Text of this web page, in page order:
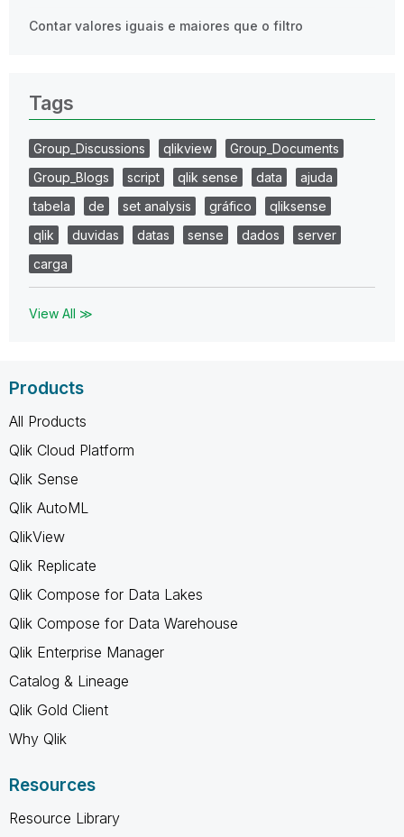
Contar valores iguais e maiores que o filtro
Tags
Group_Discussions qlikview
Group_Documents
Group_Blogs
script qlik sense data
ajuda
tabela
de set analysis gráfico
qliksense
qlik
duvidas datas sense dados
server
carga
View All ≫
Products
All Products
Qlik Cloud Platform
Qlik Sense
Qlik AutoML
QlikView
Qlik Replicate
Qlik Compose for Data Lakes
Qlik Compose for Data Warehouse
Qlik Enterprise Manager
Catalog & Lineage
Qlik Gold Client
Why Qlik
Resources
Resource Library